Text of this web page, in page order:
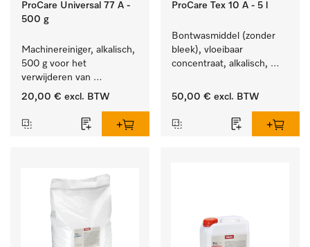
ProCare Universal 77 A -
500 g
Machinereiniger, alkalisch,
500 g voor het
verwijderen van
hardnekkige
20,00 € excl. BTW
ProCare Tex 10 A - 5 l
Bontwasmiddel (zonder
bleek), vloeibaar
concentraat, alkalisch,
wit wasgoed en
50,00 € excl. BTW